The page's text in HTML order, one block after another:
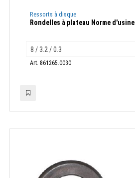
Ressorts à disque
Rondelles à plateau Norme d'usine
Art. 861265.0030